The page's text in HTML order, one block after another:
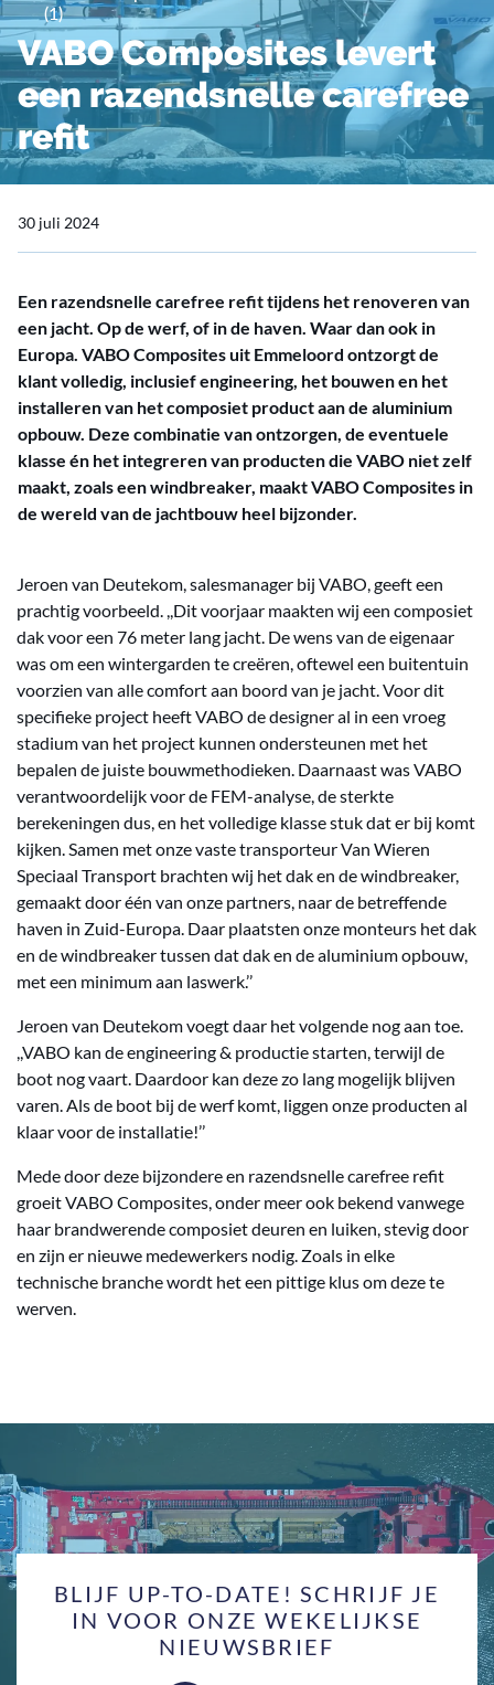
(1)
VABO Composites levert
een razendsnelle carefree
refit
30 juli 2024
Een razendsnelle carefree refit tijdens het renoveren van
een jacht. Op de werf, of in de haven. Waar dan ook in
Europa. VABO Composites uit Emmeloord ontzorgt de
klant volledig, inclusief engineering, het bouwen en het
installeren van het composiet product aan de aluminium
opbouw. Deze combinatie van ontzorgen, de eventuele
klasse én het integreren van producten die VABO niet zelf
maakt, zoals een windbreaker, maakt VABO Composites in
de wereld van de jachtbouw heel bijzonder.
Jeroen van Deutekom, salesmanager bij VABO, geeft een
prachtig voorbeeld. ,,Dit voorjaar maakten wij een composiet
dak voor een 76 meter lang jacht. De wens van de eigenaar
was om een wintergarden te creëren, oftewel een buitentuin
voorzien van alle comfort aan boord van je jacht. Voor dit
specifieke project heeft VABO de designer al in een vroeg
stadium van het project kunnen ondersteunen met het
bepalen de juiste bouwmethodieken. Daarnaast was VABO
verantwoordelijk voor de FEM-analyse, de sterkte
berekeningen dus, en het volledige klasse stuk dat er bij komt
kijken. Samen met onze vaste transporteur Van Wieren
Speciaal Transport brachten wij het dak en de windbreaker,
gemaakt door één van onze partners, naar de betreffende
haven in Zuid-Europa. Daar plaatsten onze monteurs het dak
en de windbreaker tussen dat dak en de aluminium opbouw,
met een minimum aan laswerk.’’
Jeroen van Deutekom voegt daar het volgende nog aan toe.
,,VABO kan de engineering & productie starten, terwijl de
boot nog vaart. Daardoor kan deze zo lang mogelijk blijven
varen. Als de boot bij de werf komt, liggen onze producten al
klaar voor de installatie!’’
Mede door deze bijzondere en razendsnelle carefree refit
groeit VABO Composites, onder meer ook bekend vanwege
haar brandwerende composiet deuren en luiken, stevig door
en zijn er nieuwe medewerkers nodig. Zoals in elke
technische branche wordt het een pittige klus om deze te
werven.
BLIJF UP-TO-DATE! SCHRIJF JE
IN VOOR ONZE WEKELIJKSE
NIEUWSBRIEF